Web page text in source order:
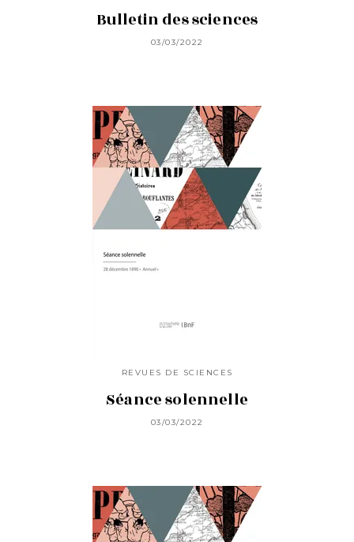
Bulletin des sciences
03/03/2022
REVUES DE SCIENCES
Séance solennelle
03/03/2022